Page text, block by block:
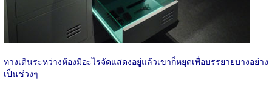
ทางเดินระหว่างห้องมีอะไรจัดแสดงอยู่แล้วเขาก็หยุดเพื่อบรรยายบางอย่าง
เป็นช่วงๆ